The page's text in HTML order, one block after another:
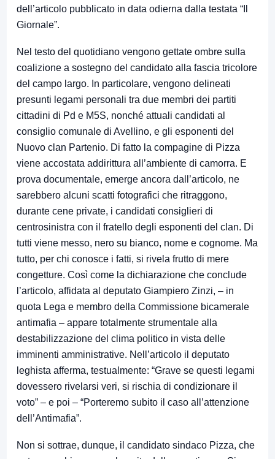
dell’articolo pubblicato in data odierna dalla testata “Il
Giornale”.
Nel testo del quotidiano vengono gettate ombre sulla
coalizione a sostegno del candidato alla fascia tricolore
del campo largo. In particolare, vengono delineati
presunti legami personali tra due membri dei partiti
cittadini di Pd e M5S, nonché attuali candidati al
consiglio comunale di Avellino, e gli esponenti del
Nuovo clan Partenio. Di fatto la compagine di Pizza
viene accostata addirittura all’ambiente di camorra. E
prova documentale, emerge ancora dall’articolo, ne
sarebbero alcuni scatti fotografici che ritraggono,
durante cene private, i candidati consiglieri di
centrosinistra con il fratello degli esponenti del clan. Di
tutti viene messo, nero su bianco, nome e cognome. Ma
tutto, per chi conosce i fatti, si rivela frutto di mere
congetture. Così come la dichiarazione che conclude
l’articolo, affidata al deputato Giampiero Zinzi, – in
quota Lega e membro della Commissione bicamerale
antimafia – appare totalmente strumentale alla
destabilizzazione del clima politico in vista delle
imminenti amministrative. Nell’articolo il deputato
leghista afferma, testualmente: “Grave se questi legami
dovessero rivelarsi veri, si rischia di condizionare il
voto” – e poi – “Porteremo subito il caso all’attenzione
dell’Antimafia”.
Non si sottrae, dunque, il candidato sindaco Pizza, che